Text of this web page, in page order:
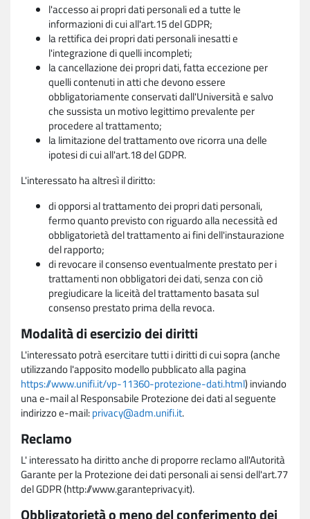
l'accesso ai propri dati personali ed a tutte le
informazioni di cui all'art.15 del GDPR;
la rettifica dei propri dati personali inesatti e
l'integrazione di quelli incompleti;
la cancellazione dei propri dati, fatta eccezione per
quelli contenuti in atti che devono essere
obbligatoriamente conservati dall'Università e salvo
che sussista un motivo legittimo prevalente per
procedere al trattamento;
la limitazione del trattamento ove ricorra una delle
ipotesi di cui all'art.18 del GDPR.
L'interessato ha altresì il diritto:
di opporsi al trattamento dei propri dati personali,
fermo quanto previsto con riguardo alla necessità ed
obbligatorietà del trattamento ai fini dell'instaurazione
del rapporto;
di revocare il consenso eventualmente prestato per i
trattamenti non obbligatori dei dati, senza con ciò
pregiudicare la liceità del trattamento basata sul
consenso prestato prima della revoca.
Modalità di esercizio dei diritti
L'interessato potrà esercitare tutti i diritti di cui sopra (anche
utilizzando l'apposito modello pubblicato alla pagina
https://www.unifi.it/vp-11360-protezione-dati.html) inviando
una e-mail al Responsabile Protezione dei dati al seguente
indirizzo e-mail:privacy@adm.unifi.it.
Reclamo
L' interessato ha diritto anche di proporre reclamo all'Autorità
Garante per la Protezione dei dati personali ai sensi dell'art.77
del GDPR (http://www.garanteprivacy.it).
Obbligatorietà o meno del conferimento dei